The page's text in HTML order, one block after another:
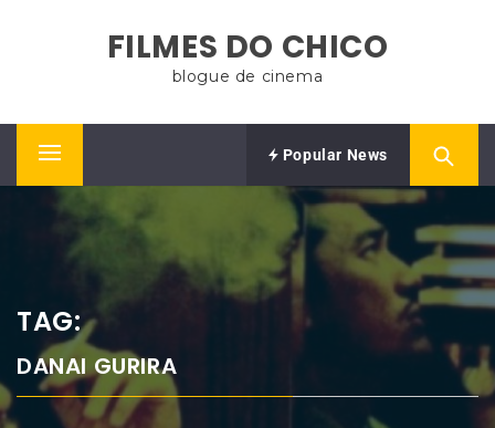
FILMES DO CHICO
blogue de cinema
Primary
Popular News
TAG:
DANAI GURIRA